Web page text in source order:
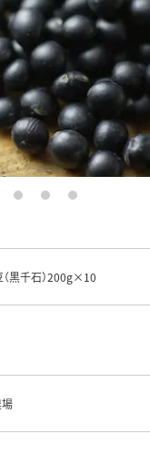
3 4 5
（黒千石）200g×10